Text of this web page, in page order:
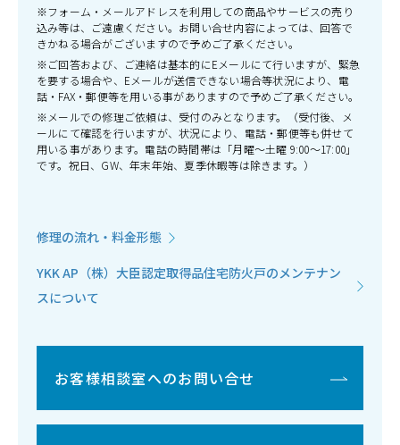
※フォーム・メールアドレスを利用しての商品やサービスの売り
込み等は、ご遠慮ください。お問い合せ内容によっては、回答で
きかねる場合がございますので予めご了承ください。
※ご回答および、ご連絡は基本的にEメールにて行いますが、緊急
を要する場合や、Eメールが送信できない場合等状況により、電
話・FAX・郵便等を用いる事がありますので予めご了承ください。
※メールでの修理ご依頼は、受付のみとなります。（受付後、メ
ールにて確認を行いますが、状況により、電話・郵便等も併せて
用いる事があります。電話の時間帯は「月曜～土曜 9:00～17:00」
です。祝日、GW、年末年始、夏季休暇等は除きます。）
修理の流れ・料金形態
YKK AP（株）大臣認定取得品住宅防火戸のメンテナン
スについて
お客様相談室へのお問い合せ